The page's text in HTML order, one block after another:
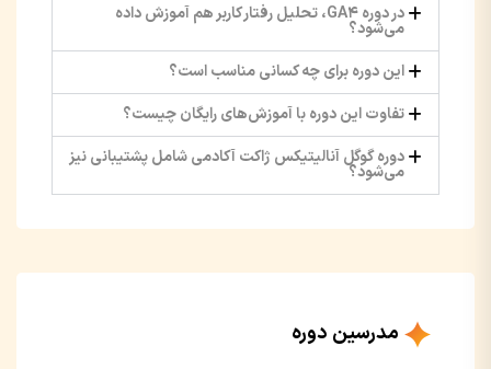
در دوره GA4، تحلیل رفتار کاربر هم آموزش داده
می‌شود؟
این دوره برای چه کسانی مناسب است؟
تفاوت این دوره با آموزش‌های رایگان چیست؟
دوره گوگل آنالیتیکس ژاکت آکادمی شامل پشتیبانی نیز
می‌شود؟
مدرسین دوره